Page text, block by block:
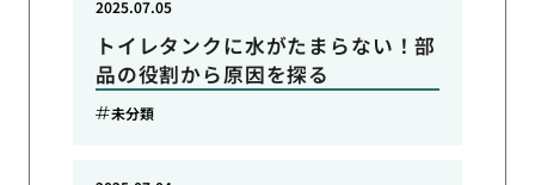
トイレタンクに水がたまらない！部
品の役割から原因を探る
2025.07.05
未分類